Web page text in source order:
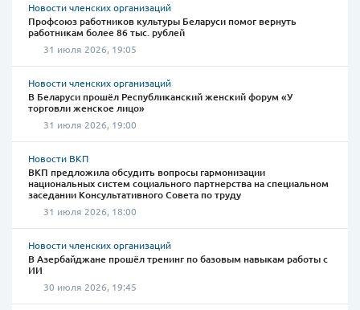
Новости членских организаций
Профсоюз работников культуры Беларуси помог вернуть
работникам более 86 тыс. рублей
31 июля 2026, 19:05
Новости членских организаций
В Беларуси прошёл Республиканский женский форум «У
торговли женское лицо»
31 июля 2026, 19:00
Новости ВКП
ВКП предложила обсудить вопросы гармонизации
национальных систем социального партнерства на специальном
заседании Консультативного Совета по труду
31 июля 2026, 18:00
Новости членских организаций
В Азербайджане прошёл тренинг по базовым навыкам работы с
ИИ
30 июля 2026, 19:45